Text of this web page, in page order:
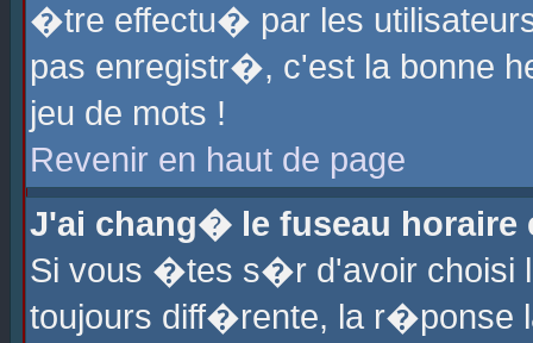
�tre effectu� par les
pas enregistr�, c'est la bonne
jeu de mots !
Revenir en haut de page
J'ai chang� le fuseau horaire
Si vous �tes s�r d'avoir choisi
toujours diff�rente, la r�ponse